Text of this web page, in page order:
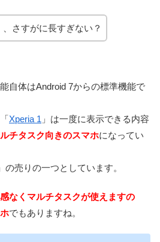
、さすがに長すぎない？
自体はAndroid 7からの標準機能で
Xperia 1 」は一度に表示できる内容
チタスク向きのスマホになってい
売りの一つとしています。
なくマルチタスクが使えますの
でもありますね。